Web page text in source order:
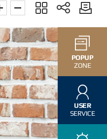
POPUP
ZONE
USER
SERVICE